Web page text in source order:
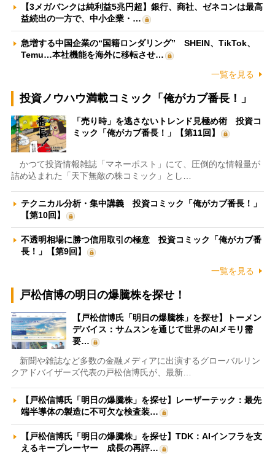
【3メガバンクは純利益5兆円超】銀行、商社、ゼネコンは最高
益続出の一方で、中小企業・…
急増する中国企業の“国籍ロンダリング” SHEIN、TikTok、
Temu…本社機能を海外に移転させ…
一覧を見る
投資ノウハウ満載コミック「俺がカブ番長！」
「売り時」を逃さないトレンド見極め術 投資コ
ミック「俺がカブ番長！」【第11回】
かつて投資情報雑誌「マネーポスト」にて、圧倒的な情報量が
詰め込まれた「天下無敵の株コミック」とし…
テクニカル分析・集中講義 投資コミック「俺がカブ番長！」
【第10回】
不透明相場に勝つ信用取引の極意 投資コミック「俺がカブ番
長！」【第9回】
一覧を見る
戸松信博の明日の爆騰株を探せ！
【戸松信博氏「明日の爆騰株」を探せ】トーメン
デバイス：サムスンを通じて世界のAIメモリ需
要…
新聞や雑誌など多数の金融メディアに出演するグローバルリン
クアドバイザーズ代表の戸松信博氏が、最新…
【戸松信博氏「明日の爆騰株」を探せ】レーザーテック：最先
端半導体の製造に不可欠な検査装…
【戸松信博氏「明日の爆騰株」を探せ】TDK：AIインフラを支
えるキープレーヤー 成長の再評…